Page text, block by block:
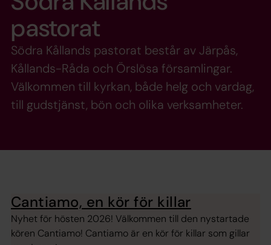
pastorat
Södra Kållands pastorat består av Järpås,
Kållands-Råda och Örslösa församlingar.
Välkommen till kyrkan, både helg och vardag,
till gudstjänst, bön och olika verksamheter.
Cantiamo, en kör för killar
Nyhet för hösten 2026! Välkommen till den nystartade
kören Cantiamo! Cantiamo är en kör för killar som gillar